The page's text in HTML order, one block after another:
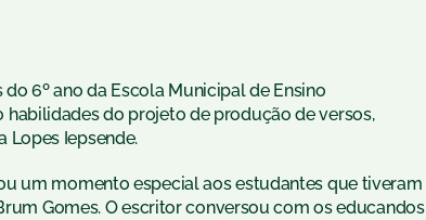
6º ano da Escola Municipal de Ensino
habilidades do projeto de produção de versos,
Lopes Iepsende.
um momento especial aos estudantes que tiveram
Gomes. O escritor conversou com os educandos